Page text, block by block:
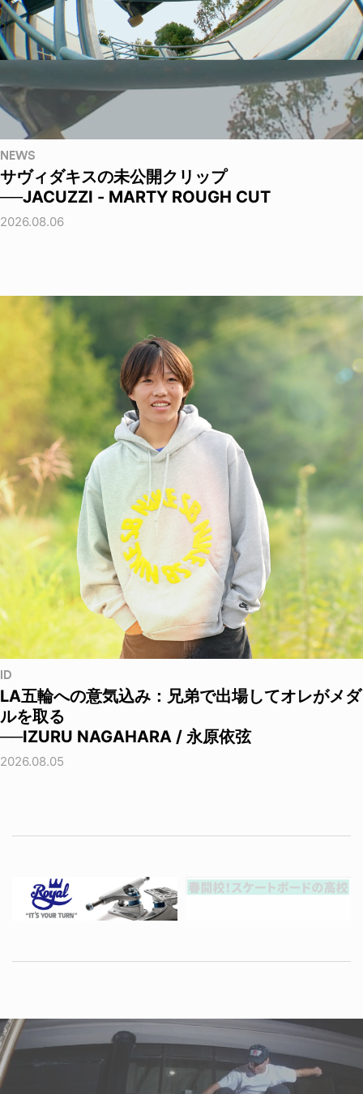
NEWS
サヴィダキスの未公開クリップ
──JACUZZI - MARTY ROUGH CUT
2026.08.06
ID
LA五輪への意気込み：兄弟で出場してオレがメダ
ルを取る
──IZURU NAGAHARA / 永原依弦
2026.08.05